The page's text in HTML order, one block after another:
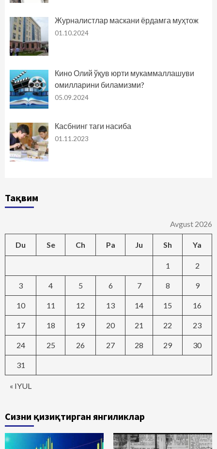
Журналистлар маскани ёрдамга муҳтож
01.10.2024
Кино Олий ўқув юрти мукаммаллашуви
омилларини биламизми?
05.09.2024
Касбнинг таги насиба
01.11.2023
Тақвим
Avgust 2026
Du Se Ch Pa Ju Sh Ya
« IYUL
1 2
3 4 5 6 7 8 9
10 11 12 13 14 15 16
17 18 19 20 21 22 23
24 25 26 27 28 29 30
31
Сизни қизиқтирган янгиликлар